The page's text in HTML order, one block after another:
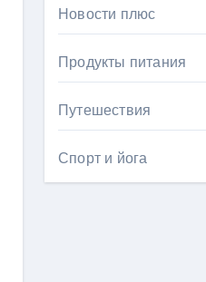
Новости плюс
Продукты питания
Путешествия
Спорт и йога